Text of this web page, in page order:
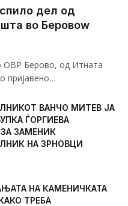
дел од
во Беровоw
ОВР Берово, од Итната
пријавено…
ВАНЧО МИТЕВ ЈА
ЃОРГИЕВА
ЗАМЕНИК
НА ЗРНОВЦИ
НА КАМЕНИЧКАТА
ТРЕБА